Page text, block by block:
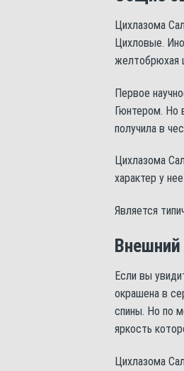
Цихлазома
Цихловые.
желтобрюхая
Первое
Гюнтером. Но
получила в
Цихлазома
характер у
Является
Если вы
окрашена в
спины. Но по
яркость
Цихлазома